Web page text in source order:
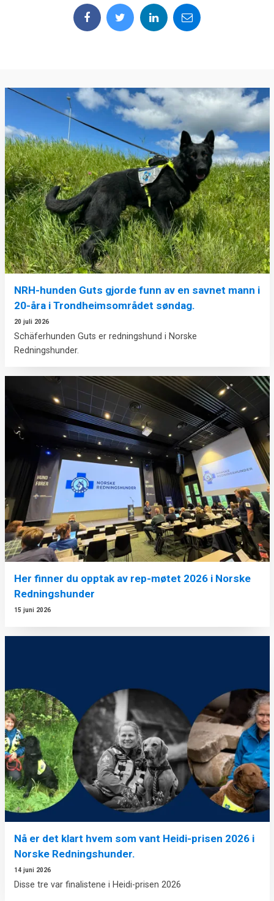
NRH-hunden Guts gjorde funn av en savnet mann i
20-åra i Trondheimsområdet søndag.
20 juli 2026
Schäferhunden Guts er redningshund i Norske
Redningshunder.
Her finner du opptak av rep-møtet 2026 i Norske
Redningshunder
15 juni 2026
Nå er det klart hvem som vant Heidi-prisen 2026 i
Norske Redningshunder.
14 juni 2026
Disse tre var finalistene i Heidi-prisen 2026